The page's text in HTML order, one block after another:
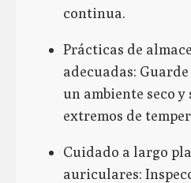
continua.
Prácticas de
adecuadas:
un ambiente seco
extremos de
Cuidado a largo
auriculares: